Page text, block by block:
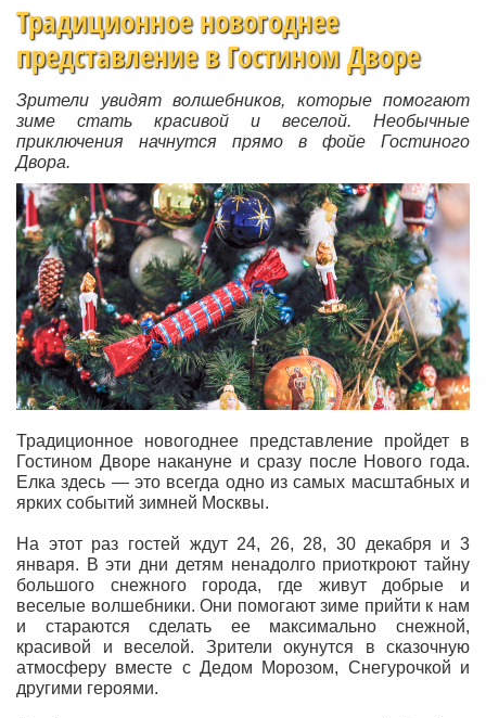
Традиционное новогоднее
представление в Гостином Дворе
Зрители увидят волшебников, которые помогают
зиме стать красивой и веселой. Необычные
приключения начнутся прямо в фойе Гостиного
Двора.
Традиционное новогоднее представление пройдет в
Гостином Дворе накануне и сразу после Нового года.
Елка здесь — это всегда одно из самых масштабных и
ярких событий зимней Москвы.
На этот раз гостей ждут 24, 26, 28, 30 декабря и 3
января. В эти дни детям ненадолго приоткроют тайну
большого снежного города, где живут добрые и
веселые волшебники. Они помогают зиме прийти к нам
и стараются сделать ее максимально снежной,
красивой и веселой. Зрители окунутся в сказочную
атмосферу вместе с Дедом Морозом, Снегурочкой и
другими героями.